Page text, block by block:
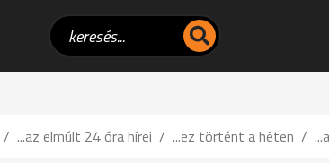
...az elmúlt 24 óra hírei ...ez történt a héten